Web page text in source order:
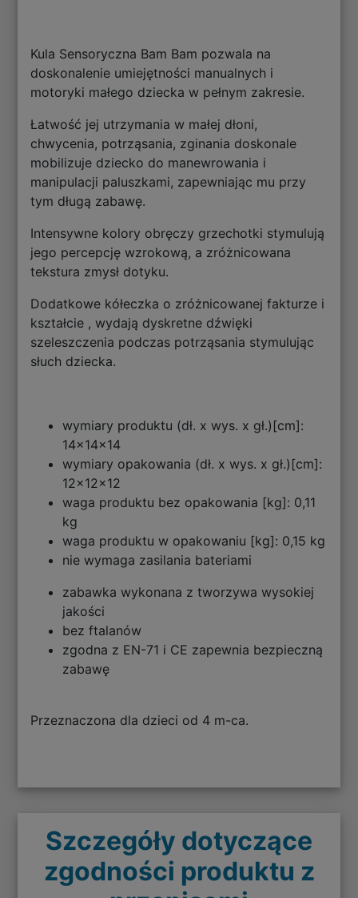
Kula Sensoryczna Bam Bam pozwala na
doskonalenie umiejętności manualnych i
motoryki małego dziecka w pełnym zakresie.
Łatwość jej utrzymania w małej dłoni,
chwycenia, potrząsania, zginania doskonale
mobilizuje dziecko do manewrowania i
manipulacji paluszkami, zapewniając mu przy
tym długą zabawę.
Intensywne kolory obręczy grzechotki stymulują
jego percepcję wzrokową, a zróżnicowana
tekstura zmysł dotyku.
Dodatkowe kółeczka o zróżnicowanej fakturze i
kształcie , wydają dyskretne dźwięki
szeleszczenia podczas potrząsania stymulując
słuch dziecka.
wymiary produktu (dł. x wys. x gł.)[cm]:
14x14x14
wymiary opakowania (dł. x wys. x gł.)[cm]:
12x12x12
waga produktu bez opakowania [kg]: 0,11
kg
waga produktu w opakowaniu [kg]: 0,15 kg
nie wymaga zasilania bateriami
zabawka wykonana z tworzywa wysokiej
jakości
bez ftalanów
zgodna z EN-71 i CE zapewnia bezpieczną
zabawę
Przeznaczona dla dzieci od 4 m-ca.
Szczegóły dotyczące
zgodności produktu z